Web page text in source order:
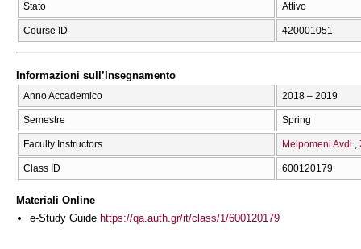
Stato Attivo
Course ID 420001051
Informazioni sull’Insegnamento
Anno Accademico 2018 – 2019
Semestre Spring
Faculty Instructors Melpomeni Avdi
Class ID 600120179
Materiali Online
e-Study Guide https://qa.auth.gr/it/class/1/600120179